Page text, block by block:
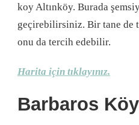
koy Altınköy. Burada
geçirebilirsiniz. Bir tane de
onu da tercih edebilir.
Harita için tıklayınız.
Barbaros